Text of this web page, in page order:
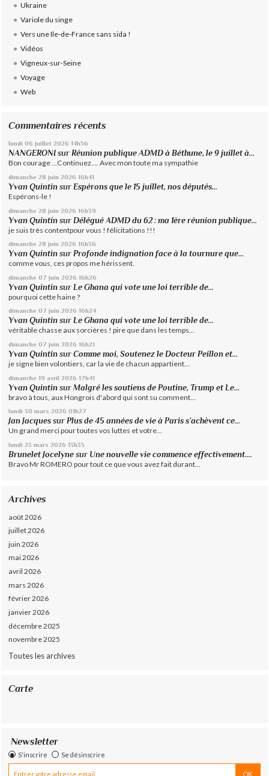
Ukraine
Variole du singe
Vers une Ile-de-France sans sida !
Vidéos
Vigneux-sur-Seine
Voyage
Web
Commentaires récents
lundi 06 juillet 2026 14h56
NANGERONI surRéunion publique ADMD à Béthune, le 9 juillet à...
Bon courage ...Continuez.... Avec mon toute ma sympathie
dimanche 28 juin 2026 16h41
Yvan Quintin surEspérons que le 15 juillet, nos députés...
Espérons-le !
dimanche 28 juin 2026 16h39
Yvan Quintin surDélégué ADMD du 62 : ma 1ère réunion publique...
je suis très contentpour vous ! félicitations !!!
dimanche 28 juin 2026 16h36
Yvan Quintin surProfonde indignation face à la tournure que...
comme vous, ces propos me hérissent.
dimanche 07 juin 2026 16h26
Yvan Quintin sur Le Ghana qui vote une loi terrible de...
pourquoi cette haine ?
dimanche 07 juin 2026 16h24
Yvan Quintin surLe Ghana qui vote une loi terrible de...
véritable chasse aux sorcières ! pire que dans les temps...
dimanche 07 juin 2026 16h21
Yvan Quintin surComme moi, Soutenez le Docteur Peillon et...
je signe bien volontiers, car la vie de chacun appartient...
dimanche 19 avril 2026 17h41
Yvan Quintin surMalgré les soutiens de Poutine, Trump et Le...
bravo à tous, aux Hongrois d'abord qui sont su comment...
lundi 30 mars 2026 01h27
Jan Jacques surPlus de 45 années de vie à Paris s’achèvent ce...
Un grand merci pour toutes vos luttes et votre...
lundi 23 mars 2026 13h35
Brunelet Jocelyne sur Une nouvelle vie commence effectivement....
Bravo Mr ROMERO pour tout ce que vous avez fait durant...
Archives
août 2026
juillet 2026
juin 2026
mai 2026
avril 2026
mars 2026
février 2026
janvier 2026
décembre 2025
novembre 2025
Toutes les archives
Carte
Newsletter
S'inscrire Se désinscrire